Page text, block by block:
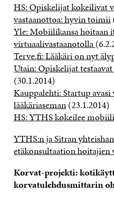
HS: Opiskelijat kokeilivat
vastaanottoa: hyvin toimii
Yle: Mobiilikansa hoitaan
virtuaalivastaanotolla
Terve.fi: Lääkäri on nyt
Utain: Opiskelijat
(30.1.2014)
Kauppalehti: Startup
lääkäriaseman(23.1.2014)
HS: YTHS kokeilee
YTHS:n ja Sitran
etäkonsultaation hoitajien
Korvat-projekti:
korvatulehdusmittarin